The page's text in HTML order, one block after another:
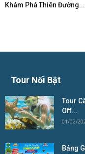
Khám Phá Thiên Đường...
Tour Nổi Bật
Tour
Off...
01/02/
Bảng